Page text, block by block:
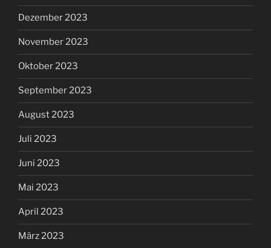
Dezember 2023
November 2023
Oktober 2023
September 2023
August 2023
Juli 2023
Juni 2023
Mai 2023
April 2023
März 2023